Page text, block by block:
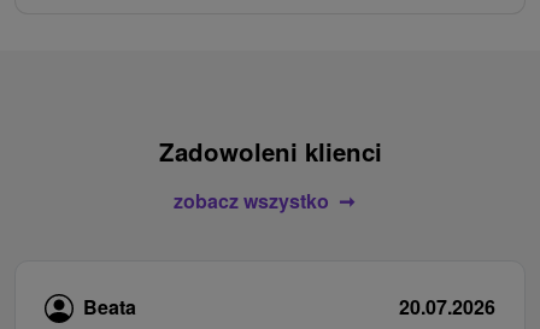
Zadowoleni klienci
zobacz wszystko
Beata 20.07.2026